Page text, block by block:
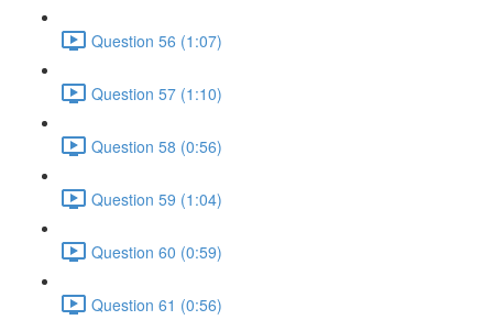
Question 56 (1:07)
Question 57 (1:10)
Question 58 (0:56)
Question 59 (1:04)
Question 60 (0:59)
Question 61 (0:56)